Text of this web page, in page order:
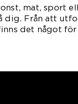
mat, sport
Från att
det något